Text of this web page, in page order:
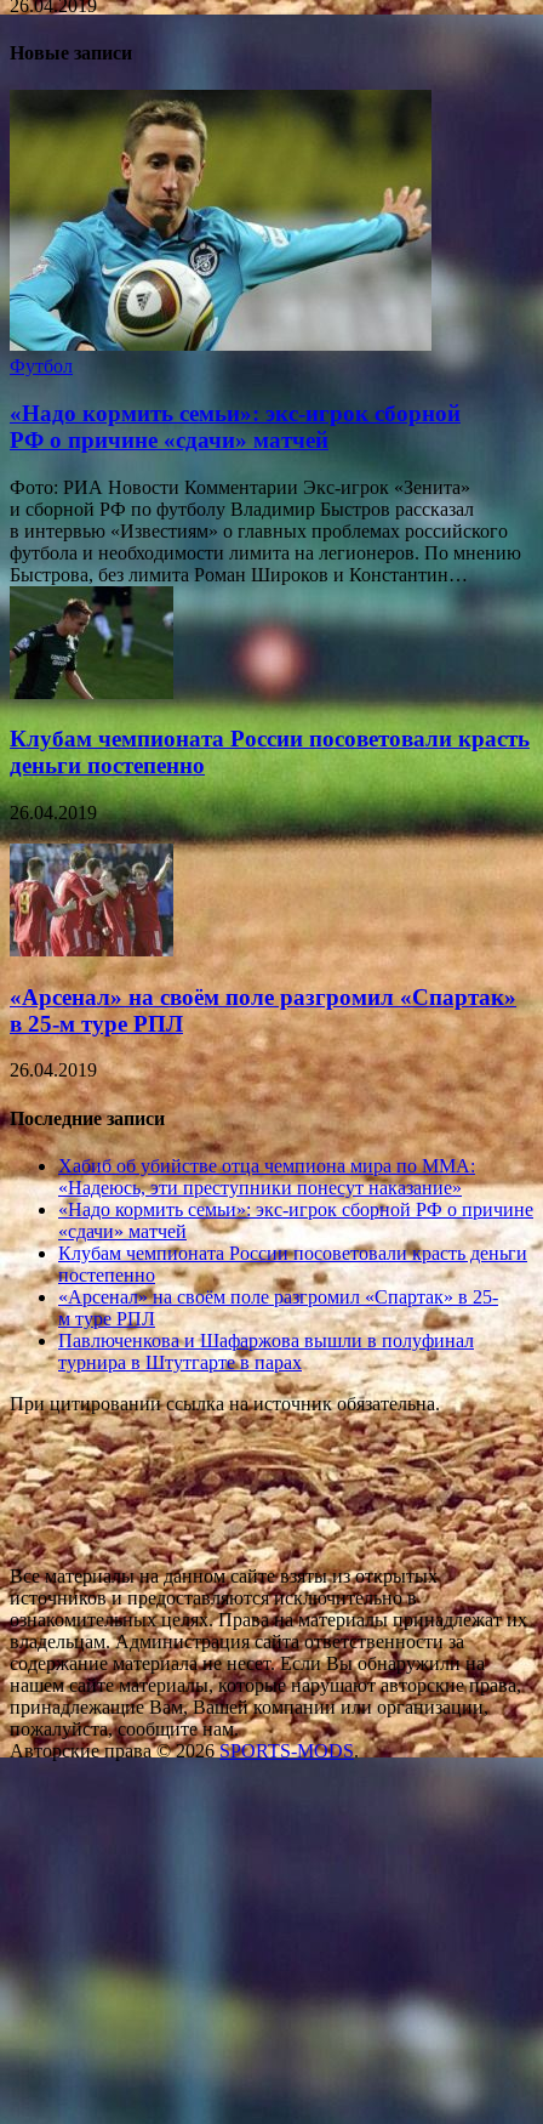
26.04.2019
Новые записи
Футбол
«Надо кормить семьи»: экс-игрок сборной
РФ о причине «сдачи» матчей
Фото: РИА Новости Комментарии Экс-игрок «Зенита»
и сборной РФ по футболу Владимир Быстров рассказал
в интервью «Известиям» о главных проблемах российского
футбола и необходимости лимита на легионеров. По мнению
Быстрова, без лимита Роман Широков и Константин…
Клубам чемпионата России посоветовали красть
деньги постепенно
26.04.2019
«Арсенал» на своём поле разгромил «Спартак»
в 25-м туре РПЛ
26.04.2019
Последние записи
Хабиб об убийстве отца чемпиона мира по ММА:
«Надеюсь, эти преступники понесут наказание»
«Надо кормить семьи»: экс-игрок сборной РФ о причине
«сдачи» матчей
Клубам чемпионата России посоветовали красть деньги
постепенно
«Арсенал» на своём поле разгромил «Спартак» в 25-
м туре РПЛ
Павлюченкова и Шафаржова вышли в полуфинал
турнира в Штутгарте в парах
При цитировании ссылка на источник обязательна.
Все материалы на данном сайте взяты из открытых
источников и предоставляются исключительно в
ознакомительных целях. Права на материалы принадлежат их
владельцам. Администрация сайта ответственности за
содержание материала не несет. Если Вы обнаружили на
нашем сайте материалы, которые нарушают авторские права,
принадлежащие Вам, Вашей компании или организации,
пожалуйста, сообщите нам.
Авторские права © 2026SPORTS-MODS.